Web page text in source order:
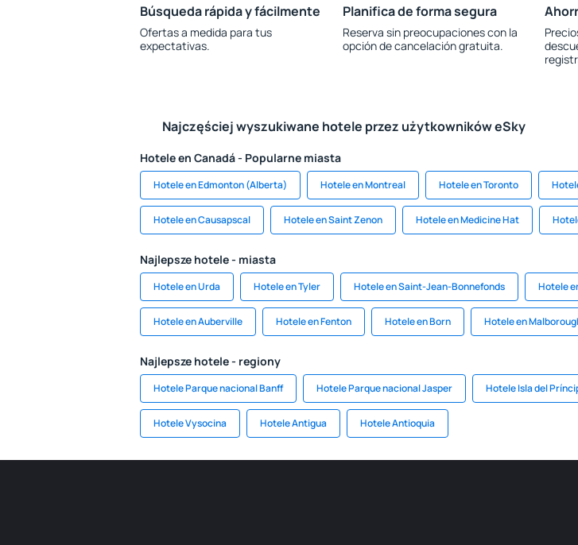
Búsqueda rápida y fácilmente
Ofertas a medida para tus
expectativas.
Planifica de forma segura
Reserva sin preocupaciones con la
opción de cancelación gratuita.
Najczęściej wyszukiwane hotele przez użytkowników eSky
Hotele en Canadá - Popularne miasta
Hotele en Edmonton (Alberta) Hotele en Montreal Hotele en Toronto
Hotele en Causapscal Hotele en Saint Zenon Hotele en Medicine Hat
Najlepsze hotele - miasta
Hotele en Urda Hotele en Tyler Hotele en Saint-Jean-Bonnefonds Hotele
Hotele en Auberville Hotele en Fenton Hotele en Born Hotele en
Najlepsze hotele - regiony
Hotele Parque nacional Banff Hotele Parque nacional Jasper Hotele Isla del
Hotele Vysocina Hotele Antigua Hotele Antioquia